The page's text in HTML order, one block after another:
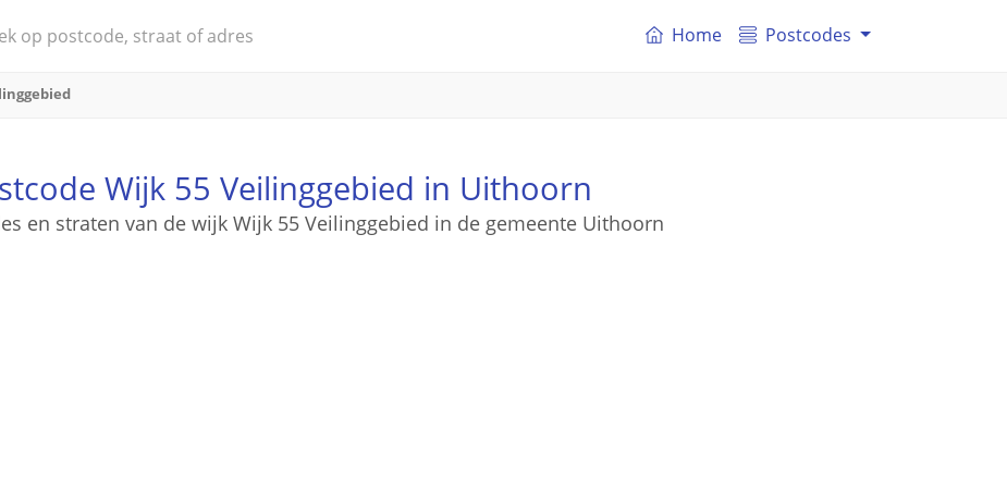
Home Postcodes
Wijk 55 Veilinggebied in Uithoorn
en straten van de wijk Wijk 55 Veilinggebied in de gemeente Uithoorn